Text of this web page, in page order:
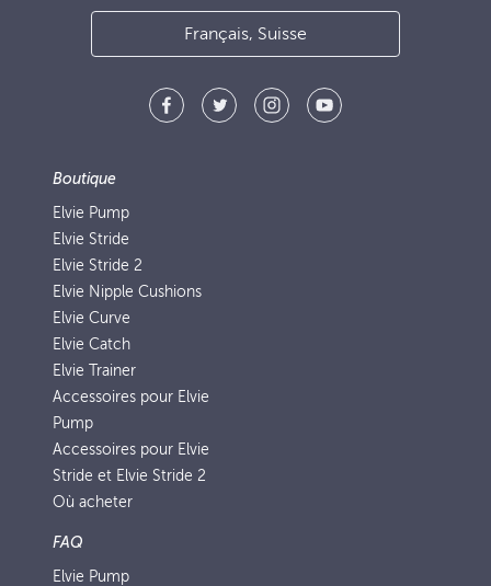
Français, Suisse
Boutique
Elvie Pump
Elvie Stride
Elvie Stride 2
Elvie Nipple Cushions
Elvie Curve
Elvie Catch
Elvie Trainer
Accessoires pour Elvie
Pump
Accessoires pour Elvie
Stride et Elvie Stride 2
Où acheter
FAQ
Elvie Pump